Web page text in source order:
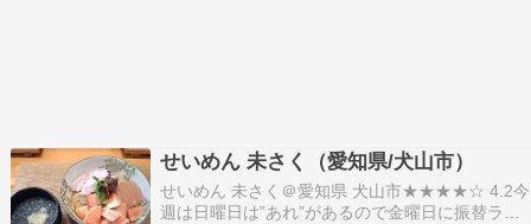
せいめん 未さく（愛知県/犬山市）
せいめん 未さく＠愛知県 犬山市★★★★☆ 4.2今
週は日曜日は”あれ”があるので金曜日に振替ラー